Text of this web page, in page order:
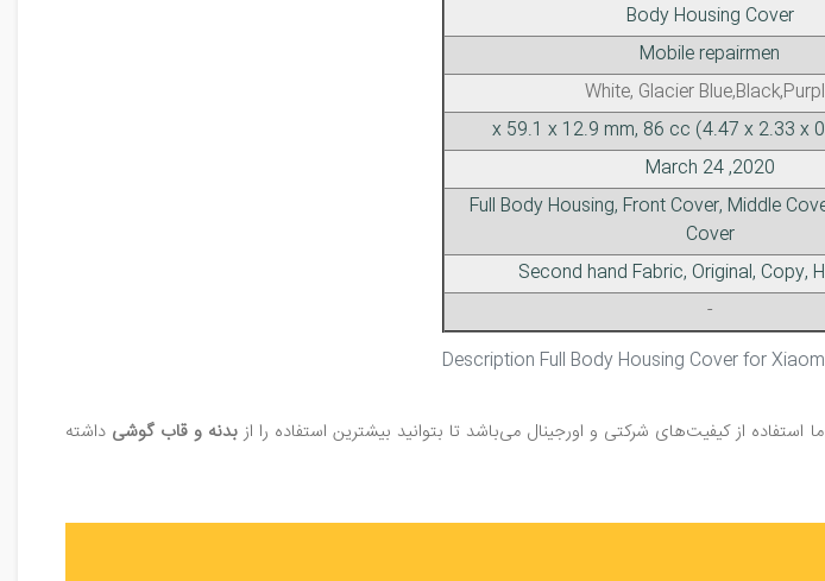
Body Housing Cover
Mobile repairmen
White, Glacier
2020, March 24
Full Body Housing, Front Cover, Middle
Cover
-
از کیفیت‌های شرکتی و اورجینال می‌باشد تا بتوانید بیشترین استفاده را از بدنه و قاب گوشی داشته